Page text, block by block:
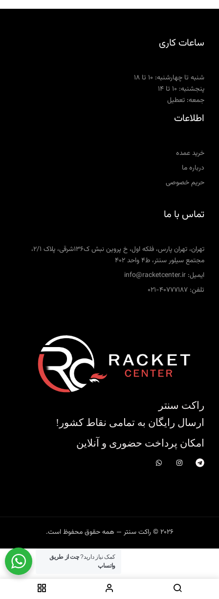
ساعات کاری
شنبه تا چهارشنبه: ۱۰ تا ۱۸
پنجشنبه: ۱۰ تا ۱۴
جمعه: تعطیل
اطلاعات
خرید عمده
درباره ما
حریم خصوصی
تماس با ما
تهران، تهران پارس، فلکه اول، خ پروین نبش ک136شرقی، پلاک 2/1،
مجتمع سیلور سنتر، ط4 واحد 402
ایمیل: info@racketcenter.ir
تلفن: 40777187-021
راکت سنتر
ارسال رایگان به تمامی نقاط کشور!
امکان پرداخت حضوری و آنلاین
2026 © راکت سنتر — همه حقوق محفوظ است.
کمک نیاز دارید?چت از طریق
واتساپ